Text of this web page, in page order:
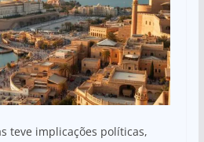
teve implicações políticas,